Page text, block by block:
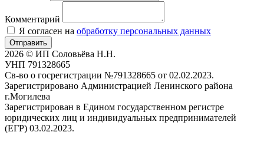
Комментарий
Я согласен на обработку персональных данных
Отправить
2026 © ИП Соловьёва Н.Н.
УНП 791328665
Св-во о госрегистрации №791328665 от 02.02.2023.
Зарегистрировано Администрацией Ленинского района
г.Могилева
Зарегистрирован в Едином государственном регистре
юридических лиц и индивидуальных предпринимателей
(ЕГР) 03.02.2023.